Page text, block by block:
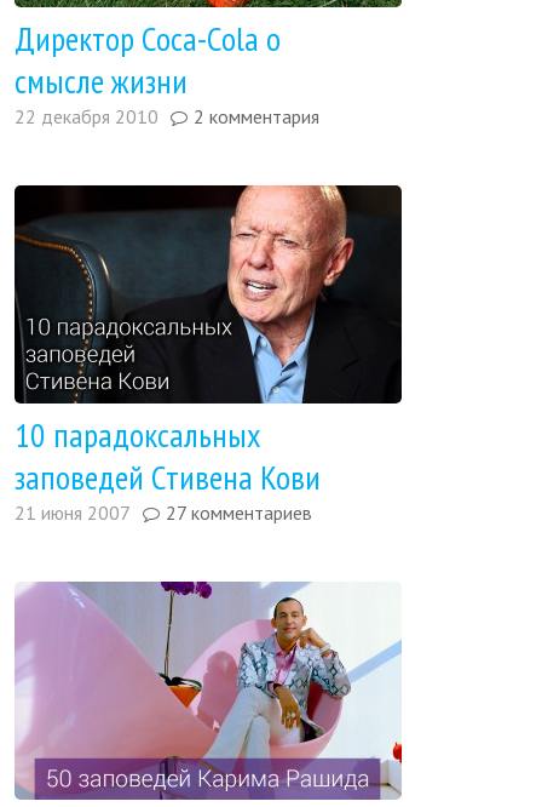
Директор Coca-Cola о
смысле жизни
22 декабря 2010 2 комментария
10 парадоксальных
заповедей Стивена Кови
21 июня 2007 27 комментариев